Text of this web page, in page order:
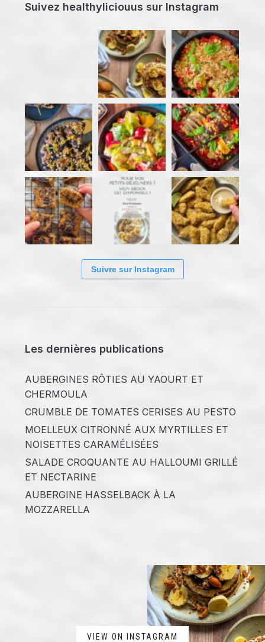
Suivez healthyliciouus sur Instagram
Suivre sur Instagram
Les dernières publications
AUBERGINES RÔTIES AU YAOURT ET
CHERMOULA
CRUMBLE DE TOMATES CERISES AU PESTO
MOELLEUX CITRONNÉ AUX MYRTILLES ET
NOISETTES CARAMÉLISÉES
SALADE CROQUANTE AU HALLOUMI GRILLÉ
ET NECTARINE
AUBERGINE HASSELBACK À LA
MOZZARELLA
VIEW ON INSTAGRAM